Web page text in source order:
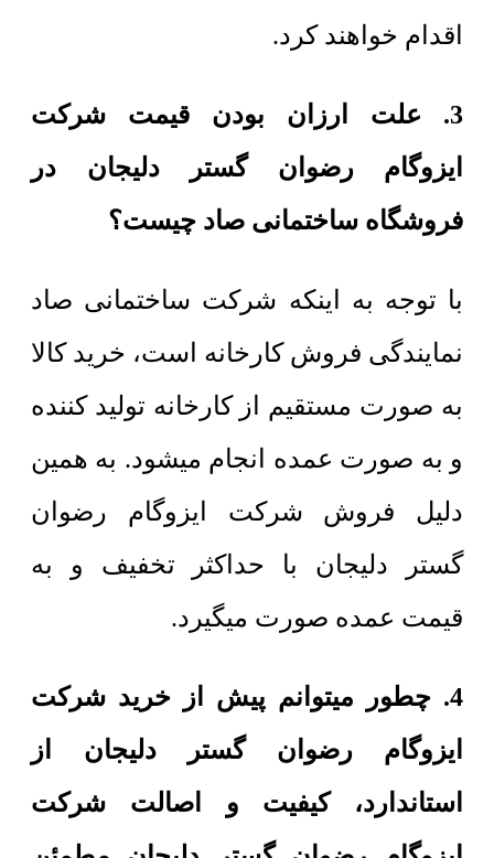
اقدام خواهند کرد.
3. علت ارزان بودن قیمت شرکت
ایزوگام رضوان گستر دلیجان در
فروشگاه ساختمانی صاد چیست؟
با توجه به اینکه شرکت ساختمانی صاد
نمایندگی فروش کارخانه است، خرید کالا
به صورت مستقیم از کارخانه تولید کننده
و به صورت عمده انجام میشود. به همین
دلیل فروش شرکت ایزوگام رضوان
گستر دلیجان با حداکثر تخفیف و به
قیمت عمده صورت میگیرد.
4. چطور میتوانم پیش از خرید شرکت
ایزوگام رضوان گستر دلیجان از
استاندارد، کیفیت و اصالت شرکت